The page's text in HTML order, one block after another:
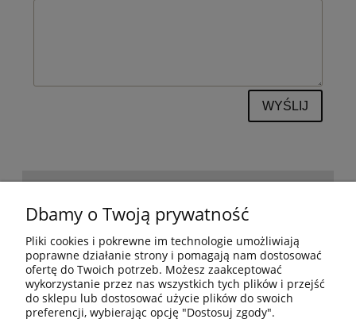
WYŚLIJ
BESTSELLERY
MOJE KONTO
Dbamy o Twoją prywatność
Pliki cookies i pokrewne im technologie umożliwiają
poprawne działanie strony i pomagają nam dostosować
ofertę do Twoich potrzeb. Możesz zaakceptować
wykorzystanie przez nas wszystkich tych plików i przejść
do sklepu lub dostosować użycie plików do swoich
preferencji, wybierając opcję "Dostosuj zgody".